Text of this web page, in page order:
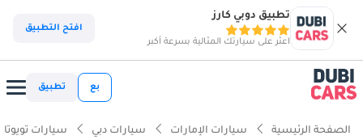
تطبيق دوبي كارز
اعثر على سيارتك المثالية بسرعة أكبر
افتح التطبيق
بع تطبيق
الصفحة الرئيسية سيارات الإمارات سيارات دبي سيارات تويوتا
ذكاء دوبي كارز
ذكاء دوبيكارز